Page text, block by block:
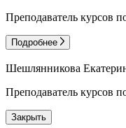
Преподаватель курсов
Подробнее
Шешлянникова
Преподаватель курсов
Закрыть